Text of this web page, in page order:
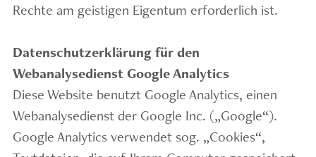
Rechte am geistigen Eigentum erforderlich ist.
Datenschutzerklärung für den
Webanalysedienst Google Analytics
Diese Website benutzt Google Analytics, einen
Webanalysedienst der Google Inc. („Google“).
Google Analytics verwendet sog. „Cookies“,